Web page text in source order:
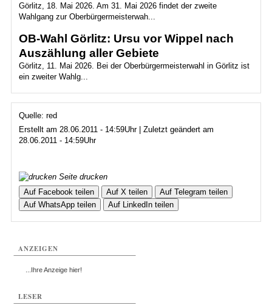
Görlitz, 18. Mai 2026. Am 31. Mai 2026 findet der zweite
Wahlgang zur Oberbürgermeisterwah...
OB-Wahl Görlitz: Ursu vor Wippel nach
Auszählung aller Gebiete
Görlitz, 11. Mai 2026. Bei der Oberbürgermeisterwahl in Görlitz ist
ein zweiter Wahlg...
Quelle: red
Erstellt am 28.06.2011 - 14:59Uhr | Zuletzt geändert am
28.06.2011 - 14:59Uhr
Seite drucken
Auf Facebook teilen
Auf X teilen
Auf Telegram teilen
Auf WhatsApp teilen
Auf LinkedIn teilen
ANZEIGEN
...Ihre Anzeige hier!
LESER